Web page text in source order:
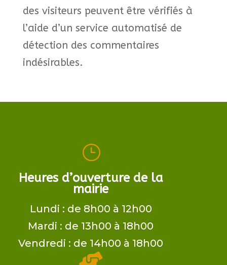
des visiteurs peuvent être vérifiés à
l’aide d’un service automatisé de
détection des commentaires
indésirables.
}
Heures d’ouverture de la
mairie
Lundi : de 8h00 à 12h00
Mardi : de 13h00 à 18h00
Vendredi : de 14h00 à 18h00
